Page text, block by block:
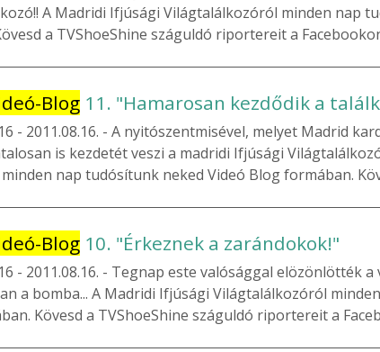
A Madridi Ifjúsági Világtalálkozóról minden nap
a TVShoeShine száguldó riportereit a
Blog 11. "Hamarosan kezdődik a
2011.08.16. - A nyitószentmisével, melyet Madrid
is kezdetét veszi a madridi Ifjúsági
nap tudósítunk neked Videó Blog formában.
Blog 10. "Érkeznek a zarándokok!"
2011.08.16. - Tegnap este valósággal elözönlötték
a bomba... A Madridi Ifjúsági Világtalálkozóról
Kövesd a TVShoeShine száguldó riportereit a